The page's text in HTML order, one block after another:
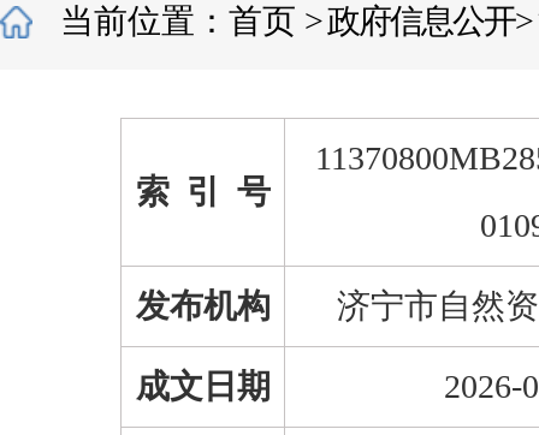
当前位置： 首页 >政府信息公开>
索 引 号
发布机构 济宁市自然
成文日期 2026-